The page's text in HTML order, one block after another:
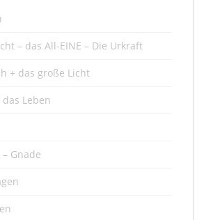
– das All-EINE – Die Urkraft
+ das große Licht
Leben
Gnade